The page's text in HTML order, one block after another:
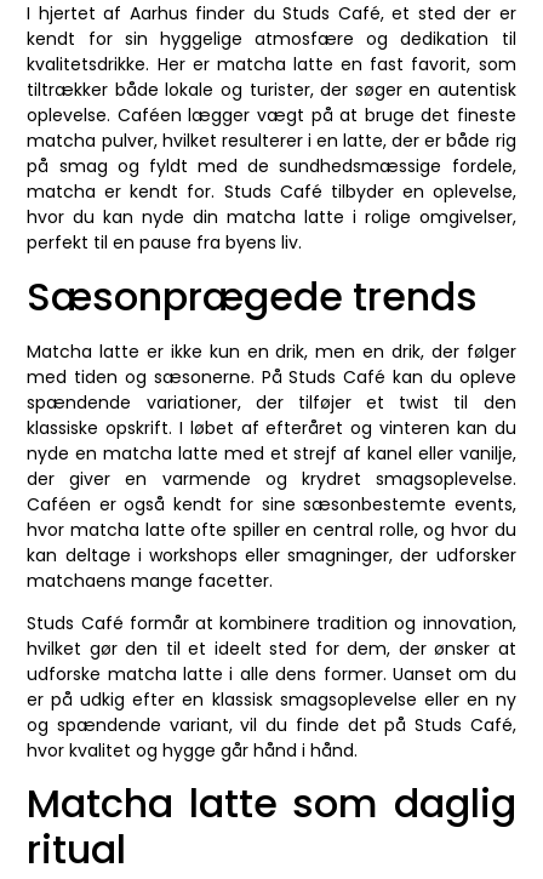
I hjertet af Aarhus finder du Studs Café, et sted der er
kendt for sin hyggelige atmosfære og dedikation til
kvalitetsdrikke. Her er matcha latte en fast favorit, som
tiltrækker både lokale og turister, der søger en autentisk
oplevelse. Caféen lægger vægt på at bruge det fineste
matcha pulver, hvilket resulterer i en latte, der er både rig
på smag og fyldt med de sundhedsmæssige fordele,
matcha er kendt for. Studs Café tilbyder en oplevelse,
hvor du kan nyde din matcha latte i rolige omgivelser,
perfekt til en pause fra byens liv.
Sæsonprægede trends
Matcha latte er ikke kun en drik, men en drik, der følger
med tiden og sæsonerne. På Studs Café kan du opleve
spændende variationer, der tilføjer et twist til den
klassiske opskrift. I løbet af efteråret og vinteren kan du
nyde en matcha latte med et strejf af kanel eller vanilje,
der giver en varmende og krydret smagsoplevelse.
Caféen er også kendt for sine sæsonbestemte events,
hvor matcha latte ofte spiller en central rolle, og hvor du
kan deltage i workshops eller smagninger, der udforsker
matchaens mange facetter.
Studs Café formår at kombinere tradition og innovation,
hvilket gør den til et ideelt sted for dem, der ønsker at
udforske matcha latte i alle dens former. Uanset om du
er på udkig efter en klassisk smagsoplevelse eller en ny
og spændende variant, vil du finde det på Studs Café,
hvor kvalitet og hygge går hånd i hånd.
Matcha latte som daglig
ritual